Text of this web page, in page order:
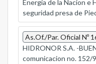
Energia de la Nacion e
seguridad presa de
As.Of./Par. Oficial Nº
HIDRONOR S.A. -
comunicacion no. 152/